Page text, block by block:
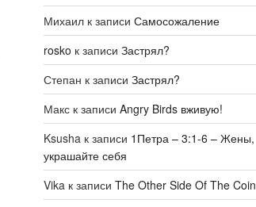
Михаилк записи Самосожаление
rosko к записи Застрял?
Степан к записи Застрял?
Макск записи Angry Birds вживую!
Ksushaк записи 1Петра – 3:1-6 – Жены,
украшайте себя
Vikaк записи The Other Side Of The Coin